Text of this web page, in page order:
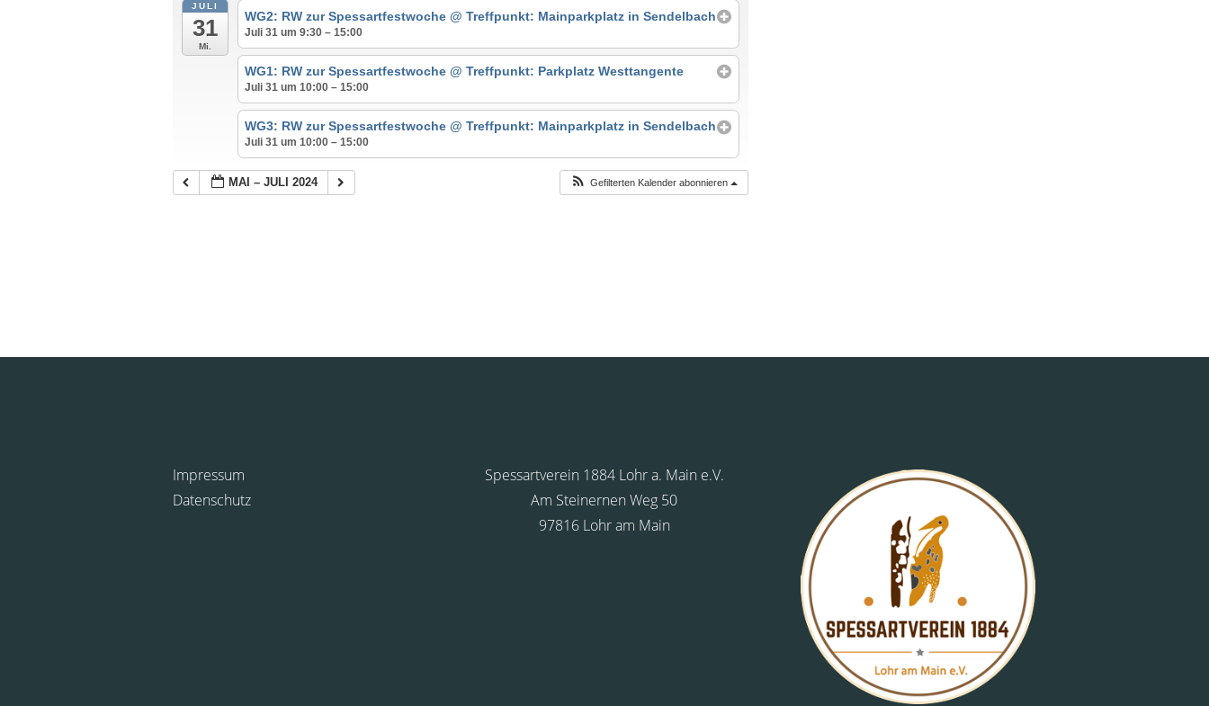
JULI
31
Mi.
WG2: RW zur Spessartfestwoche@ Treffpunkt: Mainparkplatz in Sendelbach
Juli 31 um 9:30 – 15:00
WG1: RW zur Spessartfestwoche@ Treffpunkt: Parkplatz Westtangente
Juli 31 um 10:00 – 15:00
WG3: RW zur Spessartfestwoche@ Treffpunkt: Mainparkplatz in Sendelbach
Juli 31 um 10:00 – 15:00
MAI – JULI 2024 Gefilterten Kalender abonnieren
Impressum
Datenschutz
Spessartverein 1884 Lohr a. Main e.V.
Am Steinernen Weg 50
97816 Lohr am Main